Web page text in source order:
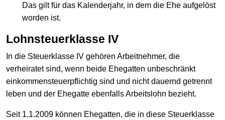
Das gilt für das Kalenderjahr, in dem die Ehe aufgelöst
worden ist.
Lohnsteuerklasse IV
In die Steuerklasse IV gehören Arbeitnehmer, die
verheiratet sind, wenn beide Ehegatten unbeschränkt
einkommensteuerpflichtig sind und nicht dauernd getrennt
leben und der Ehegatte ebenfalls Arbeitslohn bezieht.
Seit 1.1.2009 können Ehegatten, die in diese Steuerklasse